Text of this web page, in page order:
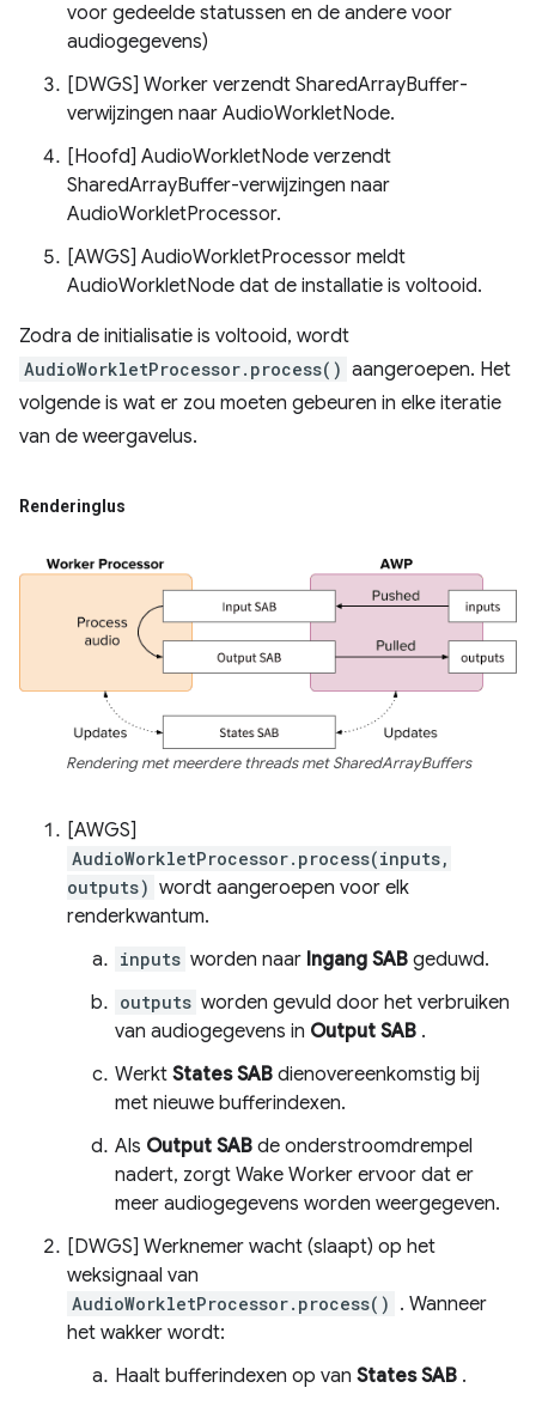
voor gedeelde statussen en de andere voor
audiogegevens)
[DWGS] Worker verzendt SharedArrayBuffer-
verwijzingen naar AudioWorkletNode.
[Hoofd] AudioWorkletNode verzendt
SharedArrayBuffer-verwijzingen naar
AudioWorkletProcessor.
[AWGS] AudioWorkletProcessor meldt
AudioWorkletNode dat de installatie is voltooid.
Zodra de initialisatie is voltooid, wordt
AudioWorkletProcessor.process() aangeroepen. Het
volgende is wat er zou moeten gebeuren in elke iteratie
van de weergavelus.
Renderinglus
Rendering met meerdere threads met SharedArrayBuffers
[AWGS]
AudioWorkletProcessor.process(inputs,
outputs) wordt aangeroepen voor elk
renderkwantum.
inputs worden naar Ingang SAB geduwd.
outputs worden gevuld door het verbruiken
van audiogegevens in Output SAB .
Werkt States SAB dienovereenkomstig bij
met nieuwe bufferindexen.
Als Output SAB de onderstroomdrempel
nadert, zorgt Wake Worker ervoor dat er
meer audiogegevens worden weergegeven.
[DWGS] Werknemer wacht (slaapt) op het
weksignaal van
AudioWorkletProcessor.process() . Wanneer
het wakker wordt:
Haalt bufferindexen op van States SAB .